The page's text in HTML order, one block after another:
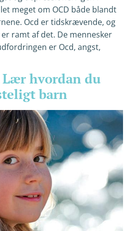
meget om OCD både blandt
Ocd er tidskrævende, og
ramt af det. De mennesker
er Ocd, angst,
Lær hvordan du
barn